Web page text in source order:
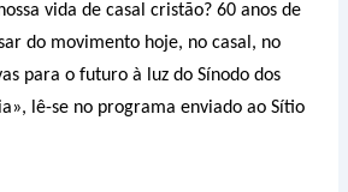
vida de casal cristão? 60 anos de
do movimento hoje, no casal, no
para o futuro à luz do Sínodo dos
lê-se no programa enviado ao Sítio